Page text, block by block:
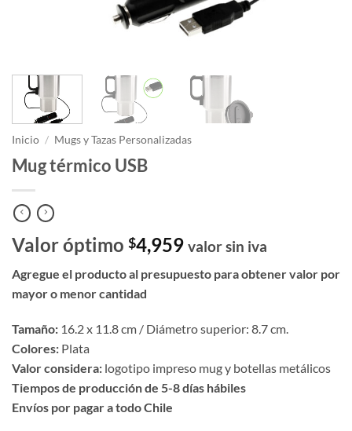
Inicio / Mugs y Tazas Personalizadas
Mug térmico USB
Valor óptimo $4,959 valor sin iva
Agregue el producto al presupuesto para obtener valor por
mayor o menor cantidad
Tamaño: 16.2 x 11.8 cm / Diámetro superior: 8.7 cm.
Colores: Plata
Valor considera: logotipo impreso mug y botellas metálicos
Tiempos de producción de 5-8 días hábiles
Envíos por pagar a todo Chile